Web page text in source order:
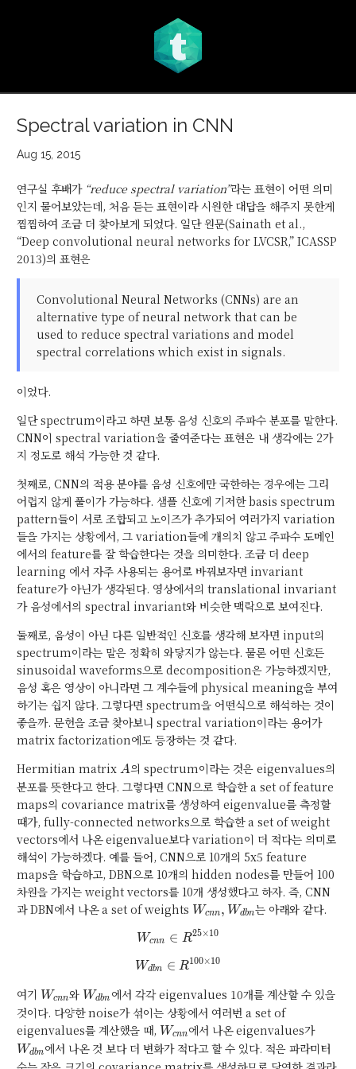
t
Spectral variation in CNN
Aug 15, 2015
연구실 후배가 “reduce spectral variation”라는 표현이 어떤 의미
인지 물어보았는데, 처음 듣는 표현이라 시원한 대답을 해주지 못한게
찜찜하여 조금 더 찾아보게 되었다. 일단 원문(Sainath et al.,
“Deep convolutional neural networks for LVCSR,” ICASSP
2013)의 표현은
Convolutional Neural Networks (CNNs) are an
alternative type of neural network that can be
used to reduce spectral variations and model
spectral correlations which exist in signals.
이었다.
일단 spectrum이라고 하면 보통 음성 신호의 주파수 분포를 말한다.
CNN이 spectral variation을 줄여준다는 표현은 내 생각에는 2가
지 정도로 해석 가능한 것 같다.
첫째로, CNN의 적용 분야를 음성 신호에만 국한하는 경우에는 그리
어렵지 않게 풀이가 가능하다. 샘플 신호에 기저한 basis spectrum
pattern들이 서로 조합되고 노이즈가 추가되어 여러가지 variation
들을 가지는 상황에서, 그 variation들에 개의치 않고 주파수 도메인
에서의 feature를 잘 학습한다는 것을 의미한다. 조금 더 deep
learning 에서 자주 사용되는 용어로 바꿔보자면 invariant
feature가 아닌가 생각된다. 영상에서의 translational invariant
가 음성에서의 spectral invariant와 비슷한 맥락으로 보여진다.
둘째로, 음성이 아닌 다른 일반적인 신호를 생각해 보자면 input의
spectrum이라는 말은 정확히 와닿지가 않는다. 물론 어떤 신호든
sinusoidal waveforms으로 decomposition은 가능하겠지만,
음성 혹은 영상이 아니라면 그 계수들에 physical meaning을 부여
하기는 쉽지 않다. 그렇다면 spectrum을 어떤식으로 해석하는 것이
좋을까. 문헌을 조금 찾아보니 spectral variation이라는 용어가
matrix factorization에도 등장하는 것 같다.
Hermitian matrix A
A의 spectrum이라는 것은 eigenvalues의
분포를 뜻한다고 한다. 그렇다면 CNN으로 학습한 a set of feature
maps의 covariance matrix를 생성하여 eigenvalue를 측정할
때가, fully-connected networks으로 학습한 a set of weight
vectors에서 나온 eigenvalue보다 variation이 더 적다는 의미로
해석이 가능하겠다. 예를 들어, CNN으로 10개의 5x5 feature
maps을 학습하고, DBN으로 10개의 hidden nodes를 만들어 100
차원을 가지는 weight vectors를 10개 생성했다고 하자. 즉, CNN
과 DBN에서 나온 a set of weights W_{cnn},
Wcnn, Wdbn는 아래와 같다.
W_{cnn} \in R^{25 \times
Wcnn ∈ R25×10
W_{dbn} \in R^{100 \times
Wdbn ∈ R100×10
여기 W_{cnn}
Wcnn와 W_{dbn}
Wdbn 에서 각각 eigenvalues 10개를 계산할 수 있을
것이다. 다양한 noise가 섞이는 상황에서 여러번 a set of
eigenvalues를 계산했을 때, W_{cnn}
Wcnn에서 나온 eigenvalues가
Wdbn에서 나온 것 보다 더 변화가 적다고 할 수 있다. 적은 파라미터